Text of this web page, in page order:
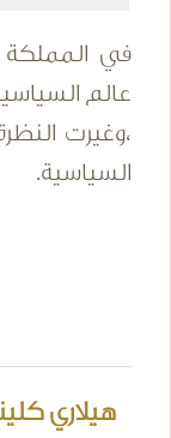
في
عالم
،وغيرت
السياسية.
هيلاري